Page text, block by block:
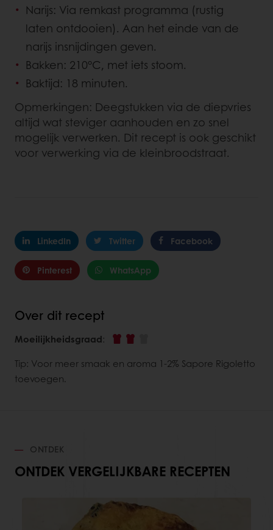
Narijs: Via remkast programma (rustig
laten ontdooien). Aan het einde van de
narijs insnijdingen geven.
Bakken: 210°C, met iets stoom.
Baktijd: 18 minuten.
Opmerkingen: Deegstukken via de diepvries
altijd wat steviger aanhouden en zo snel
mogelijk verwerken. Dit recept is ook geschikt
voor verwerking via de kleinbroodstraat.
LinkedIn Twitter Facebook
Pinterest WhatsApp
Over dit recept
Moeilijkheidsgraad:
Tip: Voor meer smaak en aroma 1-2% Sapore Rigoletto
toevoegen.
ONTDEK
ONTDEK VERGELIJKBARE RECEPTEN